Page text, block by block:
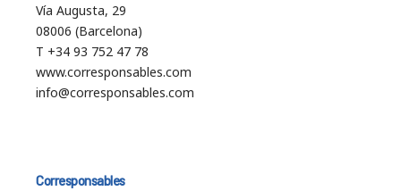
Vía Augusta, 29
08006 (Barcelona)
T +34 93 752 47 78
www.corresponsables.com
info@corresponsables.com
Corresponsables